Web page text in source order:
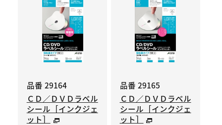
品番 29164
ＣＤ／ＤＶＤラベル
シール［インクジェ
ット］
品番 29165
ＣＤ／ＤＶＤラベル
シール［インクジェ
ット］